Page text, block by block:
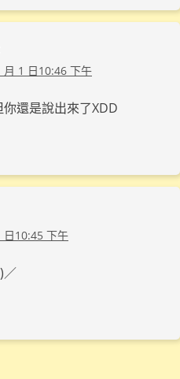
1 日10:46 下午
還是說出來了XDD
10:45 下午
／